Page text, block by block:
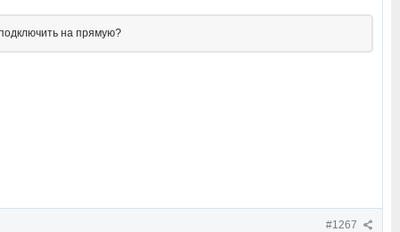
на прямую?
#1267